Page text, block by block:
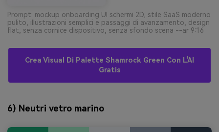
Prompt: mockup onboarding UI schermi 2D, stile SaaS moderno
pulito, illustrazioni semplici e passaggi di avanzamento, design
flat, senza cornice dispositivo, senza sfondo scena --ar 9:16
Crea Visual Di Palette Shamrock Green Con L'AI
Gratis
6) Neutri vetro marino